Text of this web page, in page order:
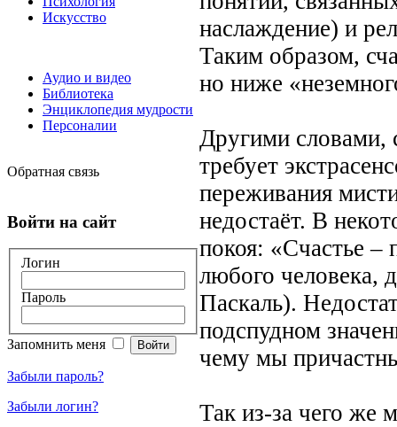
Искусство
Аудио и видео
Библиотека
Энциклопедия мудрости
Персоналии
Обратная связь
Войти на сайт
Логин
Пароль
Запомнить меня
Забыли пароль?
Забыли логин?
наслаждение) и
Таким образом,
но ниже
Другими словами,
требует
переживания
недостаёт. В
покоя: «Счастье
любого человека,
Паскаль).
подспудном
чему мы
Так из-за чего же